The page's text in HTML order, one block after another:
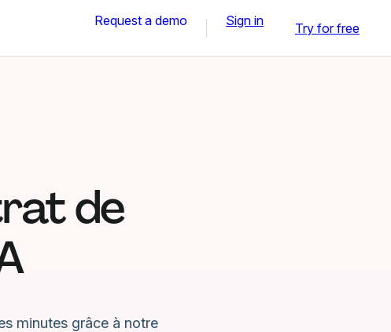
Request a demo Sign in Try for free
de
minutes grâce à notre